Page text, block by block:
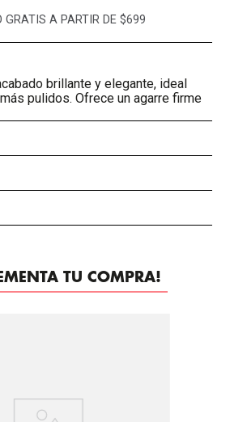
GRATIS A PARTIR DE $699
brillante y elegante, ideal
pulidos. Ofrece un agarre firme
TU COMPRA!